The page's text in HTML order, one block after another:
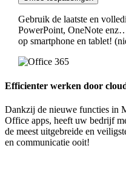
Gebruik de laatste en
PowerPoint, OneNote
op smartphone en tablet!
Efficienter werken door
Dankzij de nieuwe functies in
Office apps, heeft uw bedrijf
de meest uitgebreide en
en communicatie ooit!